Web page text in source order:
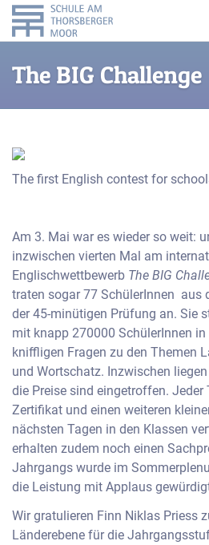
The BIG Challenge
The first English contest for
Am 3. Mai war es wieder so weit:
inzwischen vierten Mal am
Englischwettbewerb The BIG
traten sogar 77 SchülerInnen aus
der 45-minütigen Prüfung an. Sie
mit knapp 270000 SchülerInnen
kniffligen Fragen zu den Themen
und Wortschatz. Inzwischen
die Preise sind eingetroffen. Jeder
Zertifikat und einen weiteren
nächsten Tagen in den Klassen
erhalten zudem noch einen
Jahrgangs wurde im
die Leistung mit Applaus
Wir gratulieren Finn Niklas Priess
Länderebene für die